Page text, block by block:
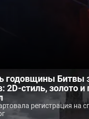
годовщины Битвы
2D-стиль, золото и
регистрация на